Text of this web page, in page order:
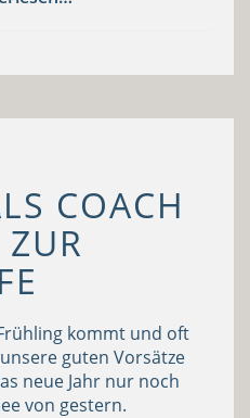
COACH
kommt und oft
guten Vorsätze
neue Jahr nur noch
von gestern.